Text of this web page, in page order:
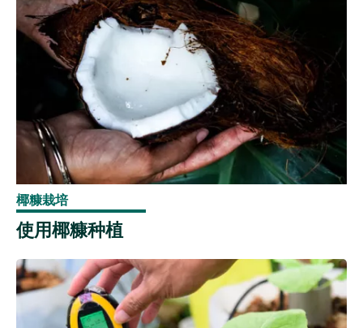
椰糠栽培
使用椰糠种植